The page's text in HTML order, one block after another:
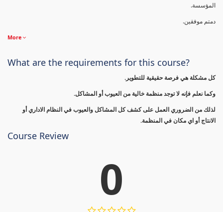
المؤسسة.
دمتم موفقين.
More
What are the requirements for this course?
كل مشكلة هي فرصة حقيقية للتطوير.
وكما نعلم فإنه لا توجد منظمة خالية من العيوب أو المشاكل.
لذلك من الضروري العمل على كشف كل المشاكل والعيوب في النظام الاداري أو
الانتاج أو اي مكان في المنظمة.
Course Review
0